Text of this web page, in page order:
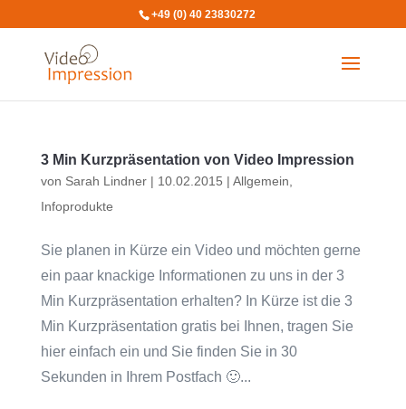
+49 (0) 40 23830272
3 Min Kurzpräsentation von Video Impression
von Sarah Lindner| 10.02.2015 | Allgemein
Infoprodukte
Sie planen in Kürze ein Video und möchten gerne
ein paar knackige Informationen zu uns in der 3
Min Kurzpräsentation erhalten? In Kürze ist die 3
Min Kurzpräsentation gratis bei Ihnen, tragen Sie
hier einfach ein und Sie finden Sie in 30
Sekunden in Ihrem Postfach 🙂...